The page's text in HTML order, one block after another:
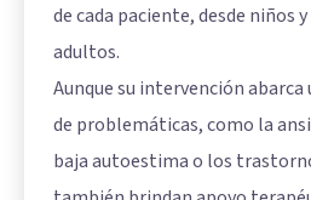
de cada paciente, desde niños
adultos.
Aunque su intervención
de problemáticas, como la
baja autoestima o los